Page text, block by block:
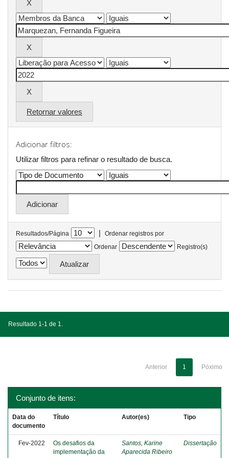
Retornar valores
Adicionar filtros:
Utilizar filtros para refinar o resultado de busca.
Resultados/Página |
Ordenar registros por
Ordenar
Registro(s)
Resultado 1-1 de 1.
Anterior 1 Póximo
Conjunto de itens:
Data do
documento
Título Autor(es) Tipo
Fev-2022
Os desafios da
implementação da
Santos, Karine
Aparecida Ribeiro
Dissertação